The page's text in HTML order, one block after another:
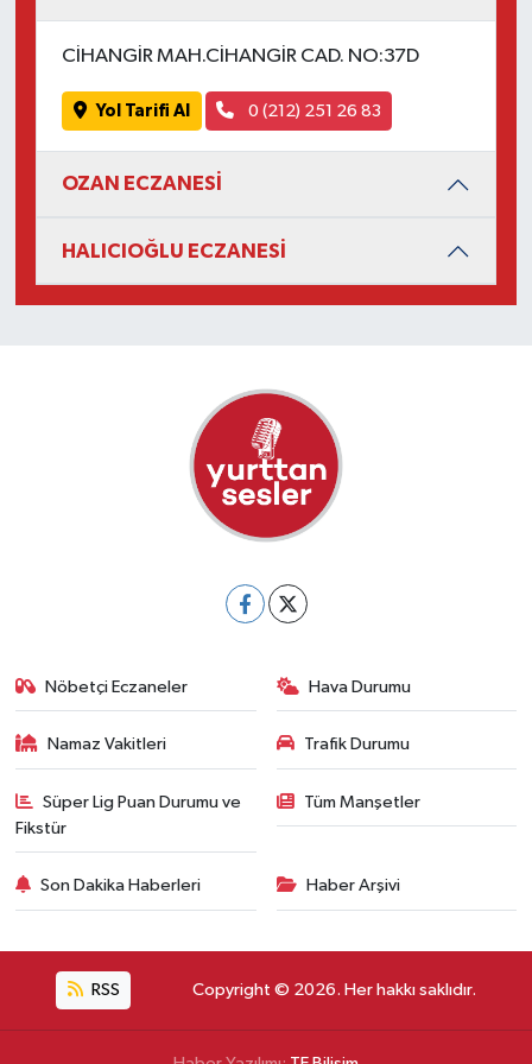
CİHANGİR MAH.CİHANGİR CAD. NO:37D
Yol Tarifi Al 0 (212) 251 26 83
OZAN ECZANESİ
HALICIOĞLU ECZANESİ
Nöbetçi Eczaneler Hava Durumu
Namaz Vakitleri Trafik Durumu
Süper Lig Puan Durumu ve
Fikstür
Tüm Manşetler
Son Dakika Haberleri Haber Arşivi
RSS Copyright © 2026. Her hakkı saklıdır.